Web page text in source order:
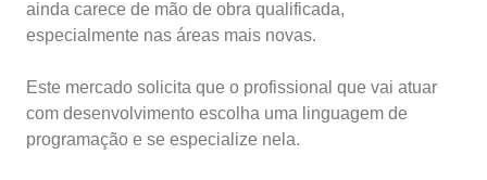
ainda carece de mão de obra qualificada,
especialmente nas áreas mais novas.
Este mercado solicita que o profissional que vai atuar
com desenvolvimento escolha uma linguagem de
programação e se especialize nela.